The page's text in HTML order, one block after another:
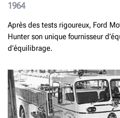
1964
Après des tests rigoureux, Ford
Hunter son unique fournisseur
d’équilibrage.